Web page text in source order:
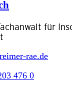
für
rae.de
476 0